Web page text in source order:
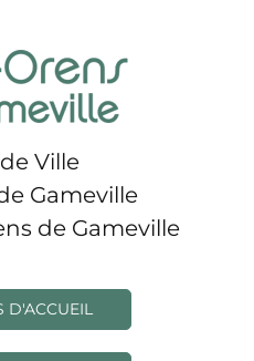
Ville
Gameville
de Gameville
D'ACCUEIL